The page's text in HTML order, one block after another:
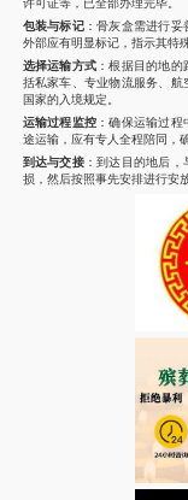
许可证等，已全部办理完毕。
包装与标记：骨灰盒需进行妥
外部应有明显标记，指示其特
选择运输方式 ：根据目的地
括私家车、专业物流服务、
国家的入境规定。
运输过程监控 ：确保运输过
途运输，应有专人全程陪同，
到达与交接：到达目的地后，
损，然后按照事先安排进行安